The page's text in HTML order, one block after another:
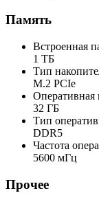
Память
Встроенная
1 ТБ
Тип
M.2 PCIe
Оперативная
32 ГБ
Тип
DDR5
Частота
5600 мГц
Прочее